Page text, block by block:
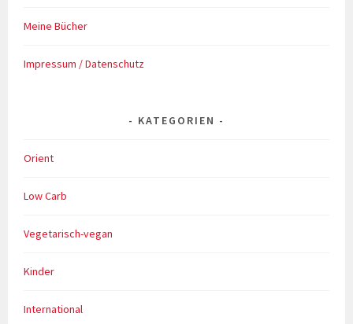
Meine Bücher
Impressum / Datenschutz
KATEGORIEN
Orient
Low Carb
Vegetarisch-vegan
Kinder
International